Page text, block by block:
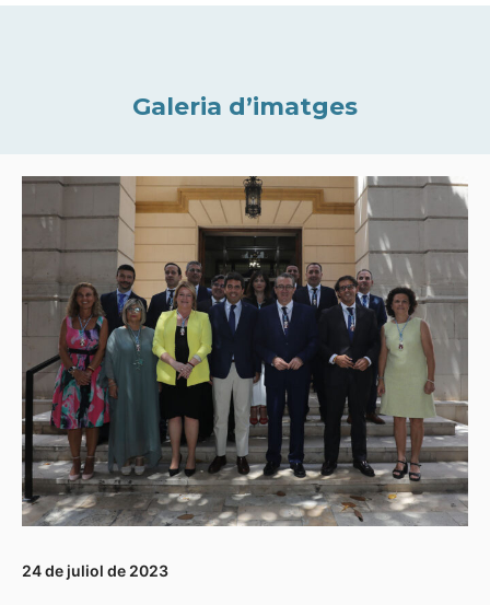
Galeria d’imatges
24 de juliol de 2023